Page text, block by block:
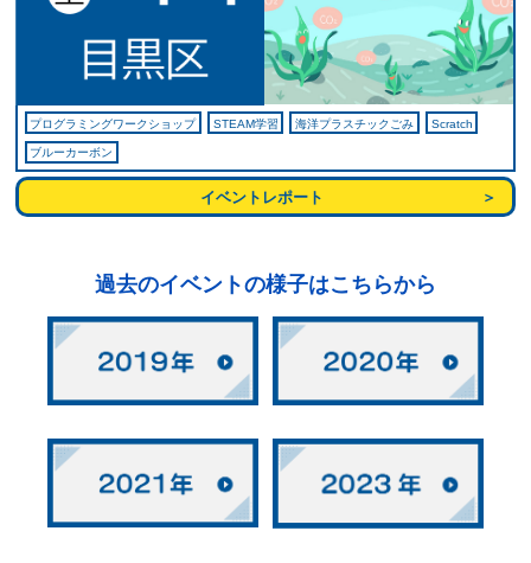
プログラミングワークショップ STEAM学習 海洋プラスチックごみ Scratch
ブルーカーボン
イベントレポート
過去のイベントの様子はこちらから